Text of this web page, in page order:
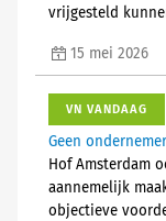
vrijgesteld
15 mei 2026
VN VANDAAG
Geen
Hof Amsterdam
aannemelijk
objectieve